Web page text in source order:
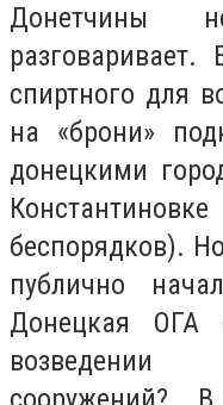
Донетчины
спиртного для
на «брони»
донецкими
беспорядков).
публично
Донецкая ОГА